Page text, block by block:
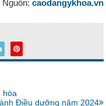
Nguồn: caodangykhoa.vn
hòa
Điều dưỡng năm 2024